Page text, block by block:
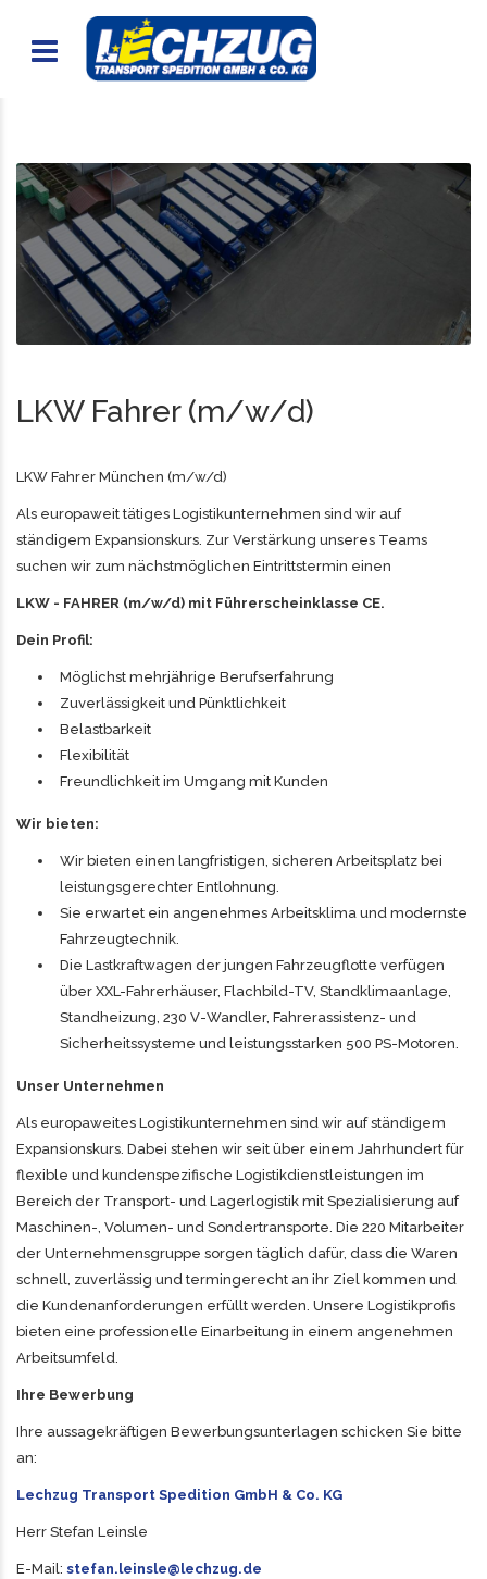
LKW Fahrer (m/w/d)
LKW Fahrer München (m/w/d)
Als europaweit tätiges Logistikunternehmen sind wir auf
ständigem Expansionskurs. Zur Verstärkung unseres Teams
suchen wir zum nächstmöglichen Eintrittstermin einen
LKW - FAHRER (m/w/d) mit Führerscheinklasse CE.
Dein Profil:
Möglichst mehrjährige Berufserfahrung
Zuverlässigkeit und Pünktlichkeit
Belastbarkeit
Flexibilität
Freundlichkeit im Umgang mit Kunden
Wir bieten:
Wir bieten einen langfristigen, sicheren Arbeitsplatz bei
leistungsgerechter Entlohnung.
Sie erwartet ein angenehmes Arbeitsklima und modernste
Fahrzeugtechnik.
Die Lastkraftwagen der jungen Fahrzeugflotte verfügen
über XXL-Fahrerhäuser, Flachbild-TV, Standklimaanlage,
Standheizung, 230 V-Wandler, Fahrerassistenz- und
Sicherheitssysteme und leistungsstarken 500 PS-Motoren.
Unser Unternehmen
Als europaweites Logistikunternehmen sind wir auf ständigem
Expansionskurs. Dabei stehen wir seit über einem Jahrhundert für
flexible und kundenspezifische Logistikdienstleistungen im
Bereich der Transport- und Lagerlogistik mit Spezialisierung auf
Maschinen-, Volumen- und Sondertransporte. Die 220 Mitarbeiter
der Unternehmensgruppe sorgen täglich dafür, dass die Waren
schnell, zuverlässig und termingerecht an ihr Ziel kommen und
die Kundenanforderungen erfüllt werden. Unsere Logistikprofis
bieten eine professionelle Einarbeitung in einem angenehmen
Arbeitsumfeld.
Ihre Bewerbung
Ihre aussagekräftigen Bewerbungsunterlagen schicken Sie bitte
an:
Lechzug Transport Spedition GmbH & Co. KG
Herr Stefan Leinsle
E-Mail: stefan.leinsle@lechzug.de